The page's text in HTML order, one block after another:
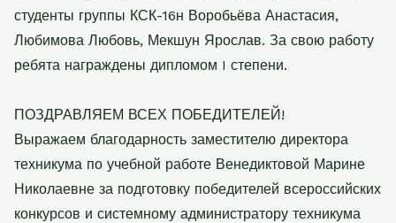
студенты группы КСК-16н Воробьёва Анастасия,
Любимова Любовь, Мекшун Ярослав. За свою работу
ребята награждены дипломом I степени.
ПОЗДРАВЛЯЕМ ВСЕХ ПОБЕДИТЕЛЕЙ!
Выражаем благодарность заместителю директора
техникума по учебной работе Венедиктовой Марине
Николаевне за подготовку победителей всероссийских
конкурсов и системному администратору техникума